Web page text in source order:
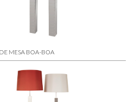
MESA BOA-BOA